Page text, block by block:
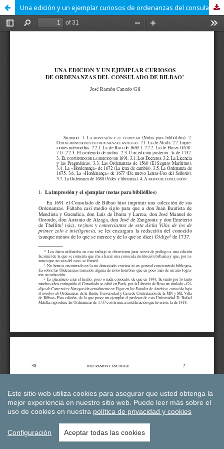
Una edición y un ejemplar curiosos de ordenanzas del consulado de Bilbao
Este sitio web utiliza cookies para asegurar que usted obtenga la
mejor experiencia en nuestro sitio web. Puede leer más sobre el
uso de cookies en nuestra política de privacidad y cookies
Configuración Aceptar todas las cookies